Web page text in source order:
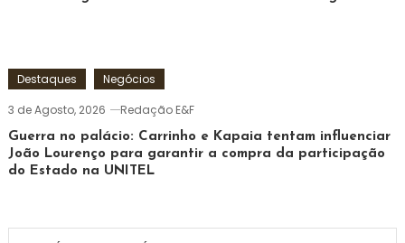
Destaques
Negócios
3 de Agosto, 2026
Redação E&F
Guerra no palácio: Carrinho e Kapaia tentam influenciar
João Lourenço para garantir a compra da participação
do Estado na UNITEL